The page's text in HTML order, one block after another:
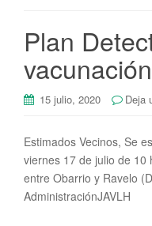
Plan
15 julio, 2020 Deja
Estimados Vecinos, Se
viernes 17 de julio de 10
entre Obarrio y Ravelo
AdministraciónJAVLH